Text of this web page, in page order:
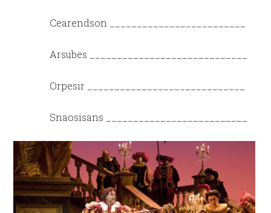
Cearendson _________________________
Arsubes _____________________________
Orpesir _____________________________
Snaosisans __________________________